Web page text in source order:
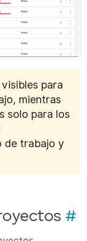
para
mientras
solo para los
de trabajo y
#